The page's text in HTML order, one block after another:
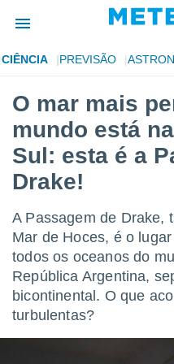
por
para
as
fornecidas
a este
das
e
forma
digital
CIÊNCIA PREVISÃO
O mar mais
mundo está
Sul: esta é a
Drake!
A Passagem de Drake,
Mar de Hoces, é o
todos os oceanos do
República Argentina,
bicontinental. O que
turbulentas?